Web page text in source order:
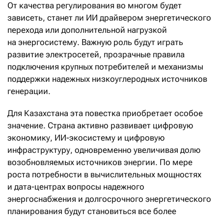
От качества регулирования во многом будет
зависеть, станет ли ИИ драйвером энергетического
перехода или дополнительной нагрузкой
на энергосистему. Важную роль будут играть
развитие электросетей, прозрачные правила
подключения крупных потребителей и механизмы
поддержки надежных низкоуглеродных источников
генерации.
Для Казахстана эта повестка приобретает особое
значение. Страна активно развивает цифровую
экономику, ИИ-экосистему и цифровую
инфраструктуру, одновременно увеличивая долю
возобновляемых источников энергии. По мере
роста потребности в вычислительных мощностях
и дата-центрах вопросы надежного
энергоснабжения и долгосрочного энергетического
планирования будут становиться все более